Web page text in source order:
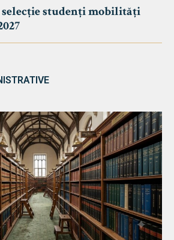
studenți mobilități